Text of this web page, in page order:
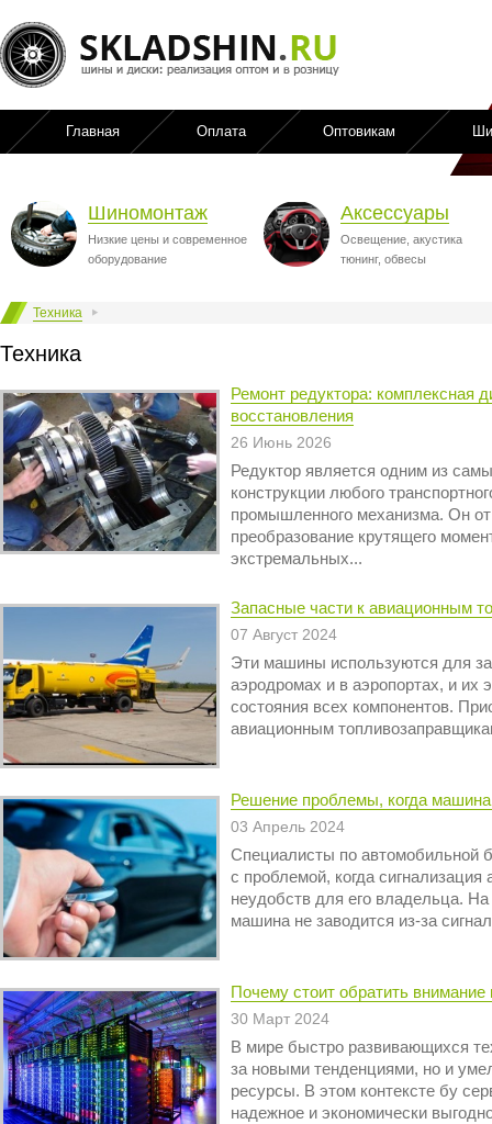
Главная Оплата Оптовикам
Шиномонтаж
Низкие цены и современное
оборудование
Аксессуары
Освещение, акустика
тюнинг, обвесы
Техника
Техника
Ремонт редуктора: комплексная
восстановления
26 Июнь 2026
Редуктор является одним из
конструкции любого
промышленного механизма. Он
преобразование крутящего
экстремальных...
Запасные части к авиационным
07 Август 2024
Эти машины используются для
аэродромах и в аэропортах, и их
состояния всех компонентов.
авиационным
Решение проблемы, когда машина
03 Апрель 2024
Специалисты по автомобильной
с проблемой, когда
неудобств для его владельца.
машина не заводится из-за
Почему стоит обратить
30 Март 2024
В мире быстро развивающихся
за новыми тенденциями, но и
ресурсы. В этом контексте бу
надежное и экономически